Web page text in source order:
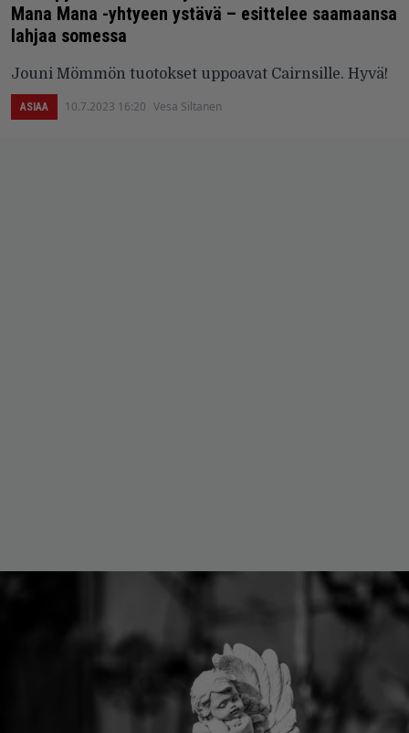
Mana Mana -yhtyeen ystävä – esittelee saamaansa
lahjaa somessa
Jouni Mömmön tuotokset uppoavat Cairnsille. Hyvä!
ASIAA 10.7.2023 16:20 Vesa Siltanen